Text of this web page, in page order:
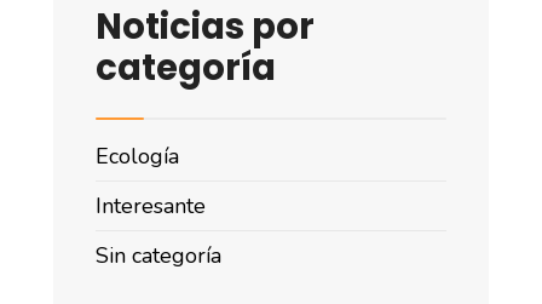
Noticias por
categoría
Ecología
Interesante
Sin categoría